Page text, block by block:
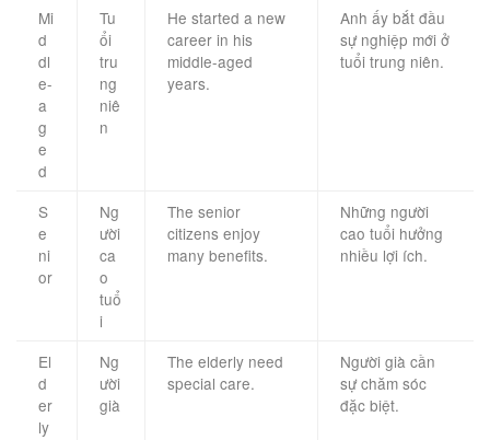
Mi
d
dl
e-
a
g
e
d
Tu
ổi
tru
ng
niê
n
He started a new
career in his
middle-aged
years.
Anh ấy bắt đầu
sự nghiệp mới ở
tuổi trung niên.
S
e
ni
or
Ng
ười
ca
o
tuổ
i
The senior
citizens enjoy
many benefits.
Những người
cao tuổi hưởng
nhiều lợi ích.
El
d
er
ly
Ng
ười
già
The elderly need
special care.
Người già cần
sự chăm sóc
đặc biệt.